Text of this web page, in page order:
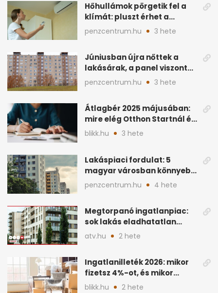
Hőhullámok pörgetik fel a
klímát: pluszt érhet a
lakásban a hűtés
penzcentrum.hu 3 hete
Júniusban újra nőttek a
lakásárak, a panel viszont
lemaradt
penzcentrum.hu 3 hete
Átlagbér 2025 májusában:
mire elég Otthon Startnál és
hitelnél?
blikk.hu 3 hete
Lakáspiaci fordulat: 5
magyar városban könnyebb
lett lakást venni
penzcentrum.hu 4 hete
Megtorpanó ingatlanpiac:
sok lakás eladhatatlan
maradhat árcsökkentés
atv.hu 2 hete
Ingatlanilleték 2026: mikor
fizetsz 4%-ot, és mikor
úszható meg legálisan?
blikk.hu 2 hete